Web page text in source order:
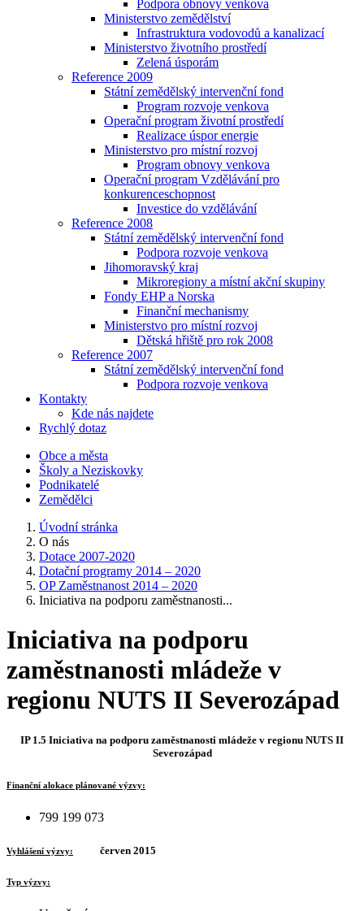
Podpora obnovy venkova
Ministerstvo zemědělství
Infrastruktura vodovodů a kanalizací
Ministerstvo životního prostředí
Zelená úsporám
Reference 2009
Státní zemědělský intervenční fond
Program rozvoje venkova
Operační program životní prostředí
Realizace úspor energie
Ministerstvo pro místní rozvoj
Program obnovy venkova
Operační program Vzdělávání pro
konkurenceschopnost
Investice do vzdělávání
Reference 2008
Státní zemědělský intervenční fond
Podpora rozvoje venkova
Jihomoravský kraj
Mikroregiony a místní akční skupiny
Fondy EHP a Norska
Finanční mechanismy
Ministerstvo pro místní rozvoj
Dětská hřiště pro rok 2008
Reference 2007
Státní zemědělský intervenční fond
Podpora rozvoje venkova
Kontakty
Kde nás najdete
Rychlý dotaz
Obce a města
Školy a Neziskovky
Podnikatelé
Zemědělci
Úvodní stránka
O nás
Dotace 2007-2020
Dotační programy 2014 – 2020
OP Zaměstnanost 2014 – 2020
Iniciativa na podporu zaměstnanosti...
Iniciativa na podporu
zaměstnanosti mládeže v
regionu NUTS II Severozápad
IP 1.5 Iniciativa na podporu zaměstnanosti mládeže v regionu NUTS II
Severozápad
Finanční alokace plánované výzvy:
799 199 073
Vyhlášení výzvy: červen 2015
Typ výzvy: